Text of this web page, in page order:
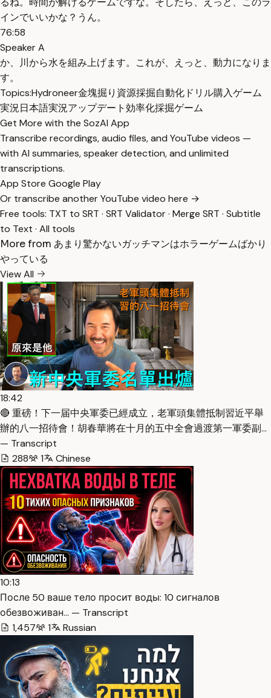
インでいいかな？うん。
76:58
Speaker A
か、川から水を組み上げます。これが、えっと、動力になりま
す。
Topics:Hydroneer金塊掘り 資源採掘自動化 ドリル購入ゲーム
実況日本語実況アップデート効率化採掘ゲーム
Get More with the SozAI App
Transcribe recordings, audio files, and YouTube videos —
with AI summaries, speaker detection, and unlimited
transcriptions.
App Store Google Play
Or transcribe another YouTube video here →
Free tools: TXT to SRT · SRT Validator· Merge SRT · Subtitle
to Text · All tools
More from あまり驚かないガッチマンはホラーゲームばかり
やっている
View All
18:42
🔴 重磅！下一届中央軍委已經成立，老軍頭集體抵制習近平舉
辦的八一招待會！胡春華將在十月的五中全會過渡第一軍委副…
— Transcript
288
1 Chinese
10:13
После 50 ваше тело просит воды: 10 сигналов
обезвоживан… — Transcript
1,457
1 Russian